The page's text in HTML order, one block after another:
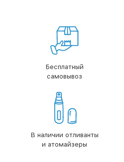
Бесплатный
самовывоз
В наличии отливанты
и атомайзеры